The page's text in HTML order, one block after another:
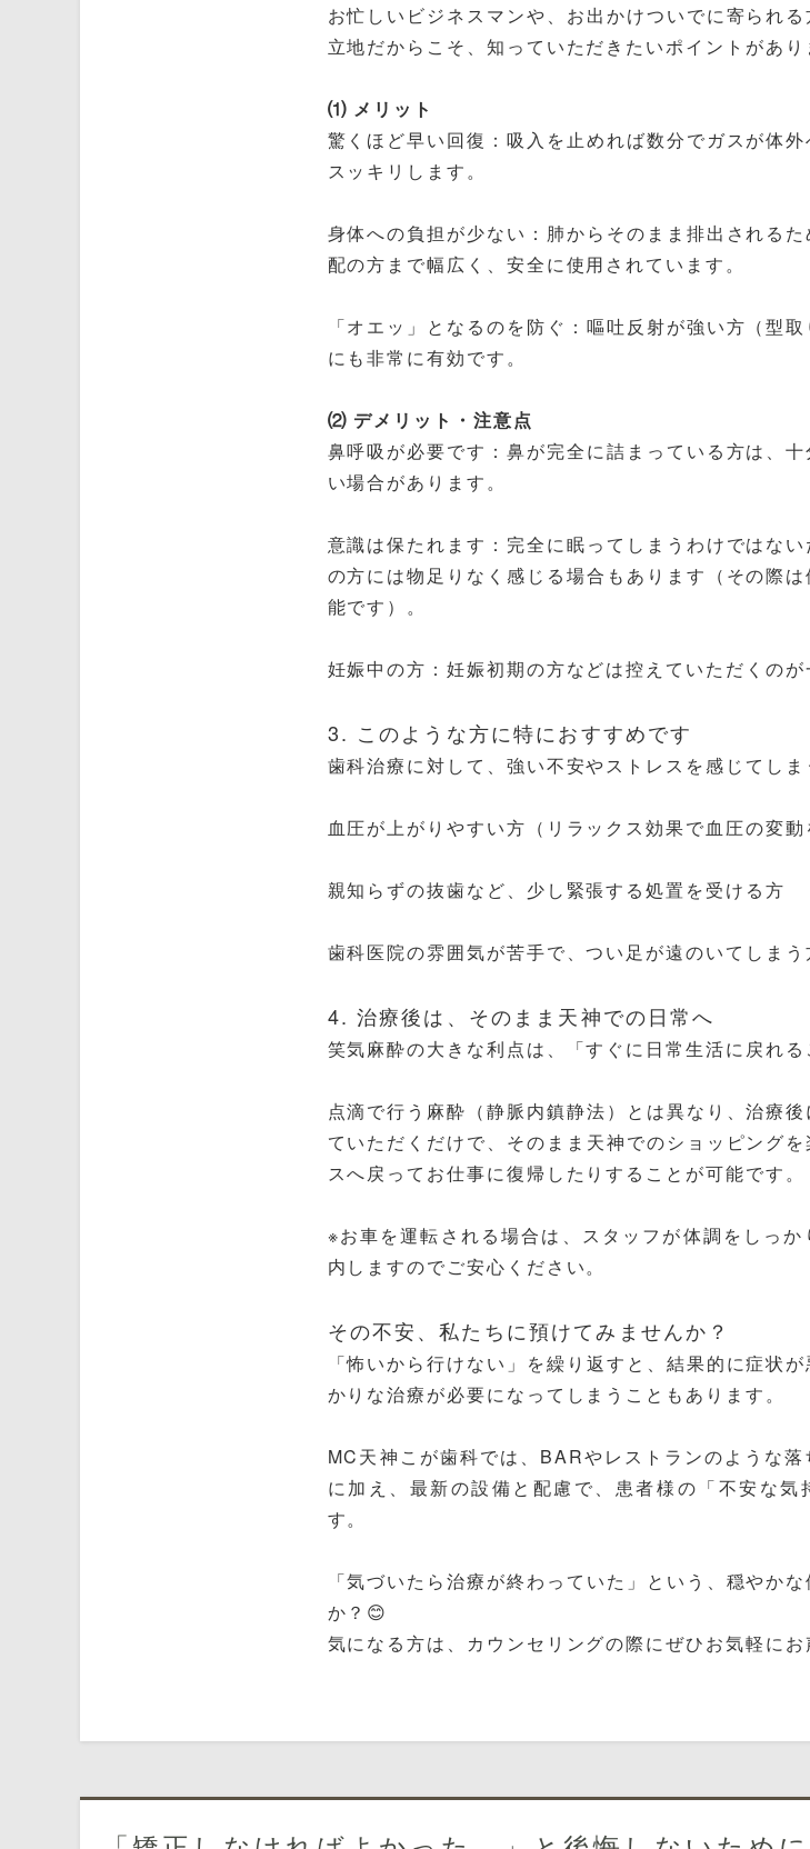
お忙しいビジネスマンや、お出かけついでに寄られ
立地だからこそ、知っていただきたいポイントがあり
⑴ メリット
驚くほど早い回復：吸入を止めれば数分でガスが体
スッキリします。
身体への負担が少ない：肺からそのまま排出される
配の方まで幅広く、安全に使用されています。
「オエッ」となるのを防ぐ：嘔吐反射が強い方（型取
にも非常に有効です。
⑵ デメリット・注意点
鼻呼吸が必要です：鼻が完全に詰まっている方は、
い場合があります。
意識は保たれます：完全に眠ってしまうわけではな
の方には物足りなく感じる場合もあります（その際
能です）。
妊娠中の方：妊娠初期の方などは控えていただくのが
3. このような方に特におすすめです
歯科治療に対して、強い不安やストレスを感じてしま
血圧が上がりやすい方（リラックス効果で血圧の変動
親知らずの抜歯など、少し緊張する処置を受ける方
歯科医院の雰囲気が苦手で、つい足が遠のいてしまう
4. 治療後は、そのまま天神での日常へ
笑気麻酔の大きな利点は、「すぐに日常生活に戻れる
点滴で行う麻酔（静脈内鎮静法）とは異なり、治療
ていただくだけで、そのまま天神でのショッピング
スへ戻ってお仕事に復帰したりすることが可能です。
※お車を運転される場合は、スタッフが体調をしっか
内しますのでご安心ください。
その不安、私たちに預けてみませんか？
「怖いから行けない」を繰り返すと、結果的に症状
かりな治療が必要になってしまうこともあります。
MC天神こが歯科では、BARやレストランのような落
に加え、最新の設備と配慮で、患者様の「不安な気
す。
「気づいたら治療が終わっていた」という、穏やか
か？😊
気になる方は、カウンセリングの際にぜひお気軽にお